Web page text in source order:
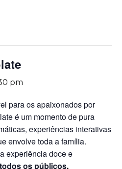
pm
para os apaixonados por
é um momento de pura
experiências interativas
envolve toda a família.
experiência doce e
os públicos.